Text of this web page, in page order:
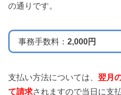
の通りです。
事務手数料： 2,000円
支払い方法については、翌月
て請求されますので当日に支